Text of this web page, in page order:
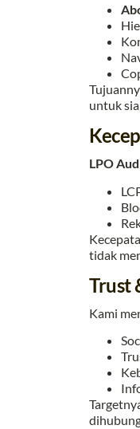
untuk
LPO
tidak
Trust
Kami